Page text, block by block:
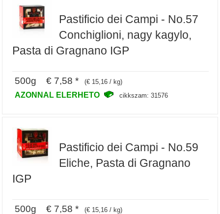
Pastificio dei Campi - No.57
Conchiglioni, nagy kagylo,
Pasta di Gragnano IGP
500g € 7,58 * (€ 15,16 / kg)
AZONNAL ELERHETO cikkszam: 31576
Pastificio dei Campi - No.59
Eliche, Pasta di Gragnano
IGP
500g € 7,58 * (€ 15,16 / kg)